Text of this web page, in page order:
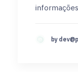
by